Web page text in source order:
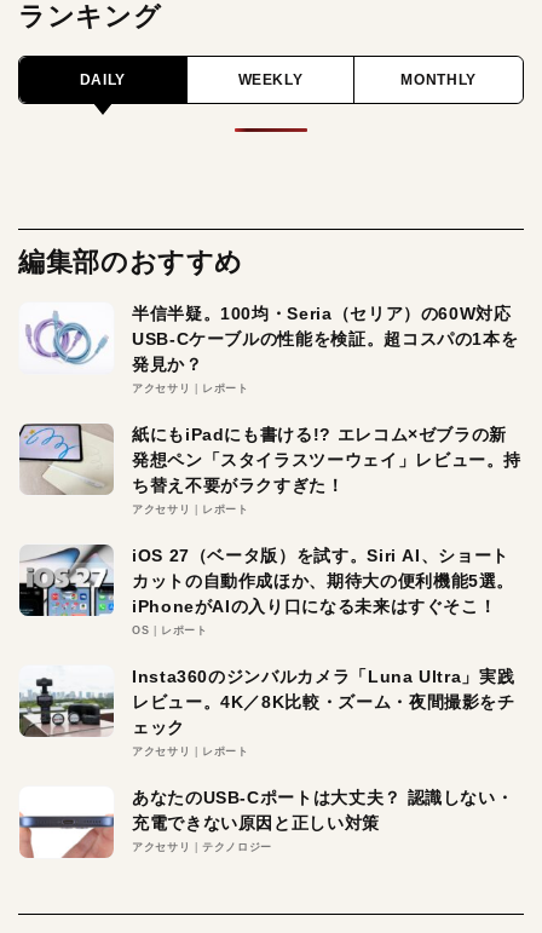
ランキング
DAILY WEEKLY MONTHLY
編集部のおすすめ
半信半疑。100均・Seria（セリア）の60W対応
USB-Cケーブルの性能を検証。超コスパの1本を
発見か？
アクセサリ レポート
紙にもiPadにも書ける!? エレコム×ゼブラの新
発想ペン「スタイラスツーウェイ」レビュー。持
ち替え不要がラクすぎた！
アクセサリ レポート
iOS 27（ベータ版）を試す。Siri AI、ショート
カットの自動作成ほか、期待大の便利機能5選。
iPhoneがAIの入り口になる未来はすぐそこ！
OS レポート
Insta360のジンバルカメラ「Luna Ultra」実践
レビュー。4K／8K比較・ズーム・夜間撮影をチ
ェック
アクセサリ レポート
あなたのUSB-Cポートは大丈夫？ 認識しない・
充電できない原因と正しい対策
アクセサリ テクノロジー